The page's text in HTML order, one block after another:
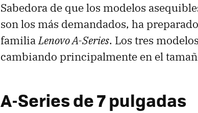
Sabedora de que los modelos
son los más demandados, ha
familiaLenovo A-Series. Los tres
cambiando principalmente en el
A-Series de 7 pulgadas